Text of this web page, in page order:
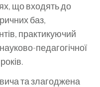
що входять до
баз,
практикуючий
педагогічної
та злагоджена